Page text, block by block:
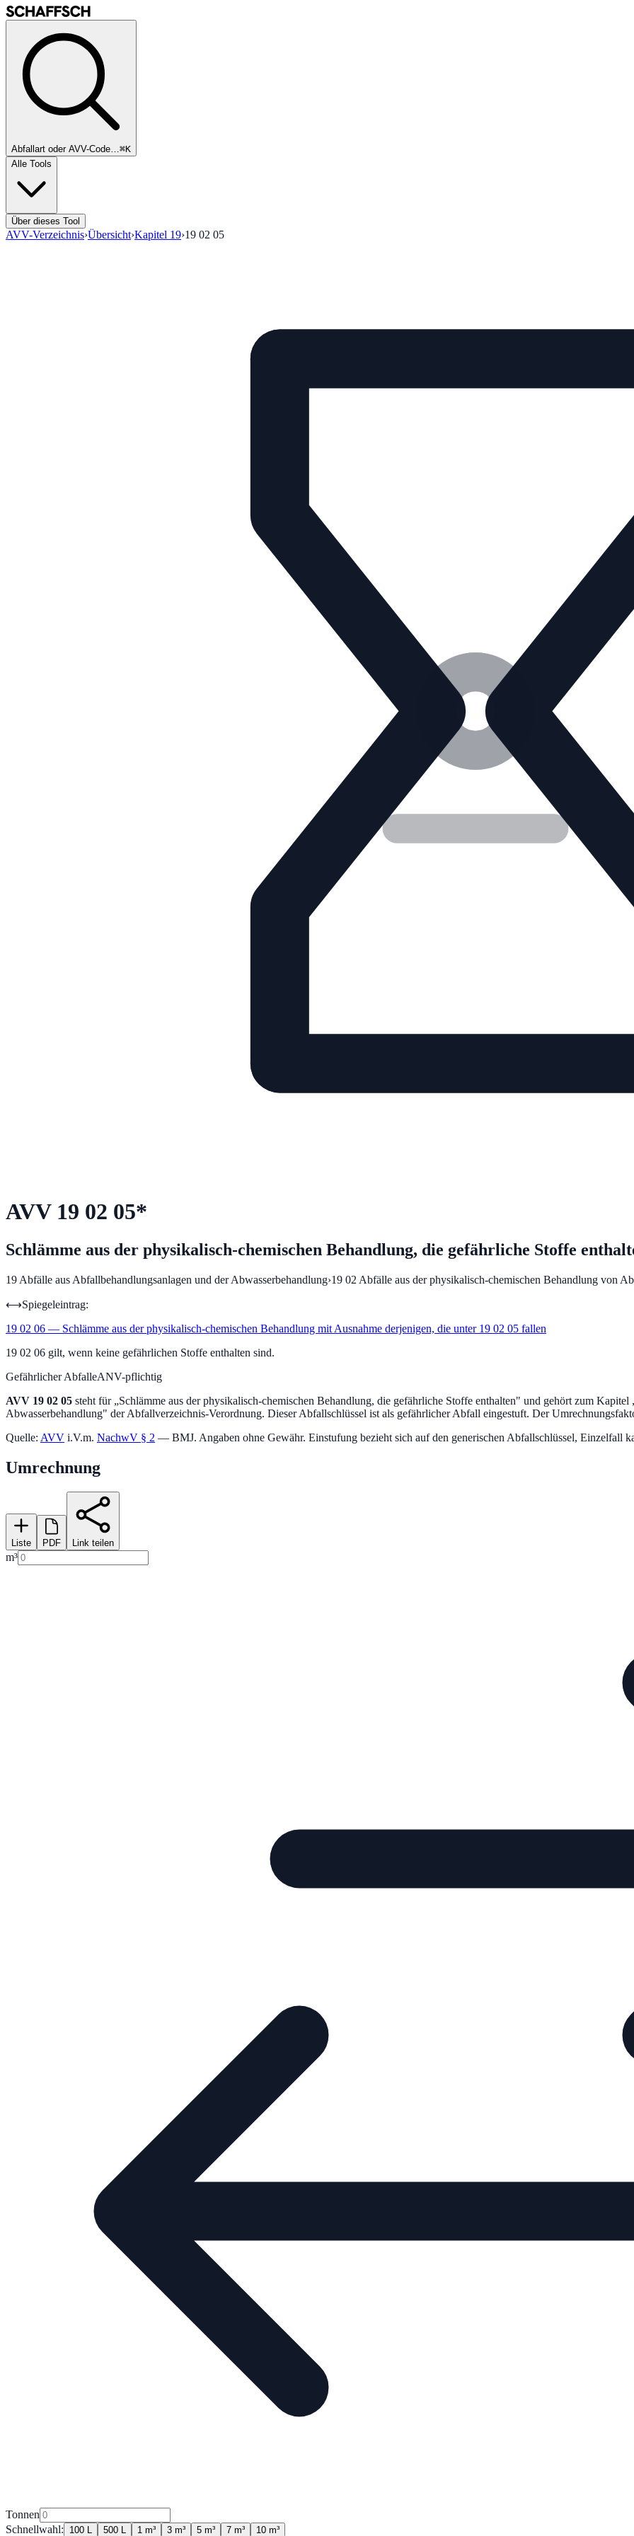
Abfallart oder AVV-Code…⌘K
Alle Tools
Über dieses Tool
AVV-Verzeichnis›Übersicht›Kapitel 19›19 02 05
AVV 19 02 05*
Schlämme aus der physikalisch-chemischen Behandlung, die gefährliche Stoffe
19 Abfälle aus Abfallbehandlungsanlagen und der Abwasserbehandlung›19 02 Abfälle aus der physikalisch-chemischen Behandlung von
⟷Spiegeleintrag:
19 02 06 — Schlämme aus der physikalisch-chemischen Behandlung mit Ausnahme derjenigen, die unter 19 02 05 fallen
19 02 06 gilt, wenn keine gefährlichen Stoffe enthalten sind.
Gefährlicher AbfalleANV-pflichtig
AVV 19 02 05 steht für „Schlämme aus der physikalisch-chemischen Behandlung, die gefährliche Stoffe enthalten" und gehört zum Kapitel
Abwasserbehandlung" der Abfallverzeichnis-Verordnung. Dieser Abfallschlüssel ist als gefährlicher Abfall eingestuft. Der
Quelle: AVV i.V.m. NachwV § 2 — BMJ. Angaben ohne Gewähr. Einstufung bezieht sich auf den generischen Abfallschlüssel, Einzelfall
Umrechnung
Liste PDF Link teilen
m³
Tonnen
Schnellwahl:
100 L 500 L 1 m³ 3 m³ 5 m³ 7 m³ 10 m³